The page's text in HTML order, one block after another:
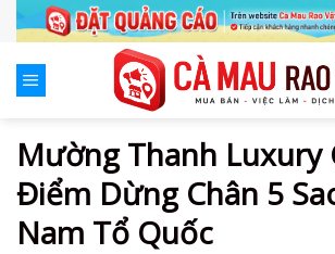
Skip
to
content
Mường Thanh Luxury
Điểm Dừng Chân 5
Nam Tổ Quốc